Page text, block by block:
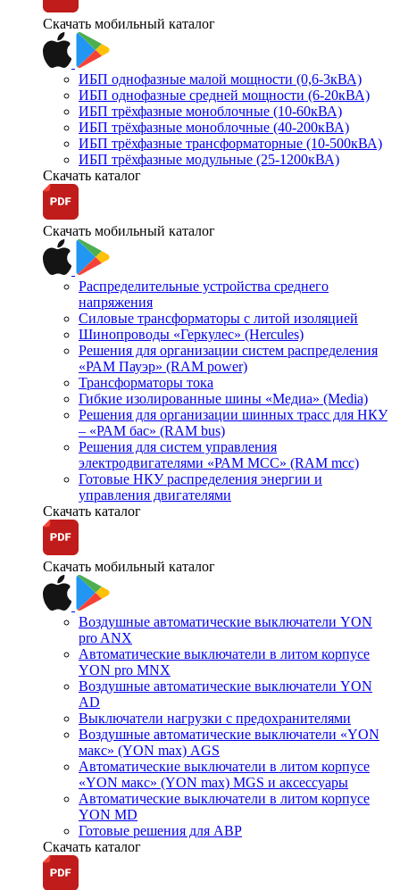
Скачать мобильный каталог
ИБП однофазные малой мощности (0,6-3кВА)
ИБП однофазные средней мощности (6-20кВА)
ИБП трёхфазные моноблочные (10-60кВА)
ИБП трёхфазные моноблочные (40-200кВА)
ИБП трёхфазные трансформаторные (10-500кВА)
ИБП трёхфазные модульные (25-1200кВА)
Скачать каталог
Скачать мобильный каталог
Распределительные устройства среднего
напряжения
Силовые трансформаторы с литой изоляцией
Шинопроводы «Геркулес» (Hercules)
Решения для организации систем распределения
«РАМ Пауэр» (RAM power)
Трансформаторы тока
Гибкие изолированные шины «Медиа» (Media)
Решения для организации шинных трасс для НКУ
– «РАМ бас» (RAM bus)
Решения для систем управления
электродвигателями «РАМ МСС» (RAM mcc)
Готовые НКУ распределения энергии и
управления двигателями
Скачать каталог
Скачать мобильный каталог
Воздушные автоматические выключатели YON
pro ANX
Автоматические выключатели в литом корпусе
YON pro MNX
Воздушные автоматические выключатели YON
AD
Выключатели нагрузки с предохранителями
Воздушные автоматические выключатели «YON
макс» (YON max) AGS
Автоматические выключатели в литом корпусе
«YON макс» (YON max) MGS и аксессуары
Автоматические выключатели в литом корпусе
YON MD
Готовые решения для АВР
Скачать каталог